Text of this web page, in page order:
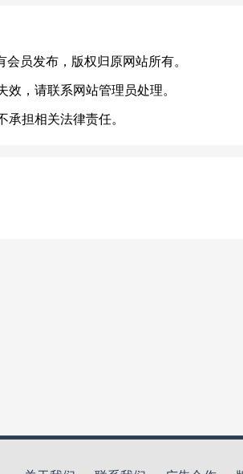
员发布，版权归原网站所有。
，请联系网站管理员处理。
担相关法律责任。